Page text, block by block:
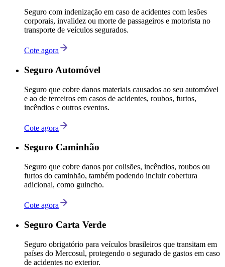
Seguro com indenização em caso de acidentes com lesões
corporais, invalidez ou morte de passageiros e motorista no
transporte de veículos segurados.
Cote agora
Seguro Automóvel
Seguro que cobre danos materiais causados ao seu automóvel
e ao de terceiros em casos de acidentes, roubos, furtos,
incêndios e outros eventos.
Cote agora
Seguro Caminhão
Seguro que cobre danos por colisões, incêndios, roubos ou
furtos do caminhão, também podendo incluir cobertura
adicional, como guincho.
Cote agora
Seguro Carta Verde
Seguro obrigatório para veículos brasileiros que transitam em
países do Mercosul, protegendo o segurado de gastos em caso
de acidentes no exterior.